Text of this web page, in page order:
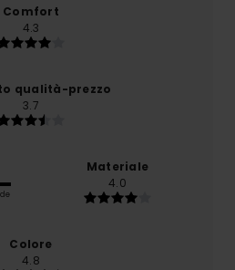
Comfort
4.3
qualità-prezzo
3.7
Materiale
4.0
Colore
4.8